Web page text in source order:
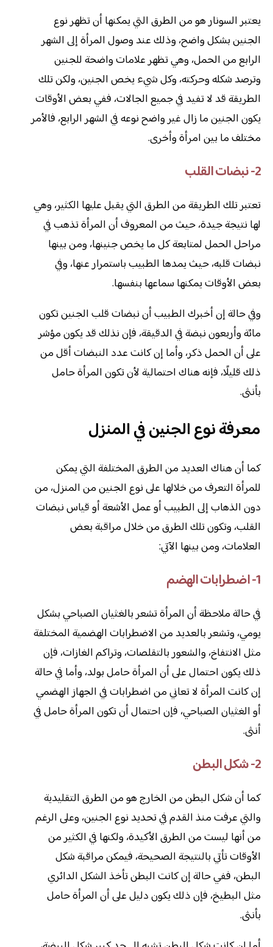
يعتبر السونار هو من الطرق التي يمكنها أن تظهر نوع
الجنين بشكل واضح، وذلك عند وصول المرأة إلى الشهر
الرابع من الحمل، وهي تظهر علامات واضحة للجنين
وترصد شكله وحركته، وكل شيء يخص الجنين، ولكن تلك
الطريقة قد لا تفيد في جميع الجالات، ففي بعض الأوقات
يكون الجنين ما زال غير واضح نوعه في الشهر الرابع، فالأمر
مختلف ما بين امرأة وأخرى.
2- نبضات القلب
تعتبر تلك الطريقة من الطرق التي يقبل عليها الكثير، وهي
لها نتيجة جيدة، حيث من المعروف أن المرأة تذهب في
مراحل الحمل لمتابعة كل ما يخص جنينها، ومن بينها
نبضات قلبه، حيث يمدها الطبيب باستمرار عنها، وفي
بعض الأوقات يمكنها سماعها بنفسها.
وفي حالة إن أخبرك الطبيب أن نبضات قلب الجنين تكون
مائة وأربعون نبضة في الدقيقة، فإن نذلك قد يكون مؤشر
على أن الحمل ذكر، وأما إن كانت عدد النبضات أقل من
ذلك قليلًا، فإنه هناك احتمالية لأن تكون المرأة حامل
بأنثى.
معرفة نوع الجنين في المنزل
كما أن هناك العديد من الطرق المختلفة التي يمكن
للمرأة التعرف من خلالها على نوع الجنين من المنزل، من
دون الذهاب إلى الطبيب أو عمل الأشعة أو قياس نبضات
القلب، وتكون تلك الطرق من خلال مراقبة بعض
العلامات، ومن بينها الآتي:
1- اضطرابات الهضم
في حالة ملاحظة أن المرأة تشعر بالغثيان الصباحي بشكل
يومي، وتشعر بالعديد من الاضطرابات الهضمية المختلفة
مثل الانتفاخ، والشعور بالتقلصات، وتراكم الغازات، فإن
ذلك يكون احتمال على أن المرأة حامل بولد، وأما في حالة
إن كانت المرأة لا تعاني من اضطرابات في الجهاز الهضمي
أو الغثيان الصباحي، فإن احتمال أن تكون المرأة حامل في
أنثى.
2- شكل البطن
كما أن شكل البطن من الخارج هو من الطرق التقليدية
والتي عرفت منذ القدم في تحديد نوع الجنين، وعلى الرغم
من أنها ليست من الطرق الأكيدة، ولكنها في الكثير من
الأوقات تأتي بالنتيجة الصحيحة، فيمكن مراقبة شكل
البطن، ففي حالة إن كانت البطن تأخذ الشكل الدائري
مثل البطيخ، فإن ذلك يكون دليل على أن المرأة حامل
بأنثى.